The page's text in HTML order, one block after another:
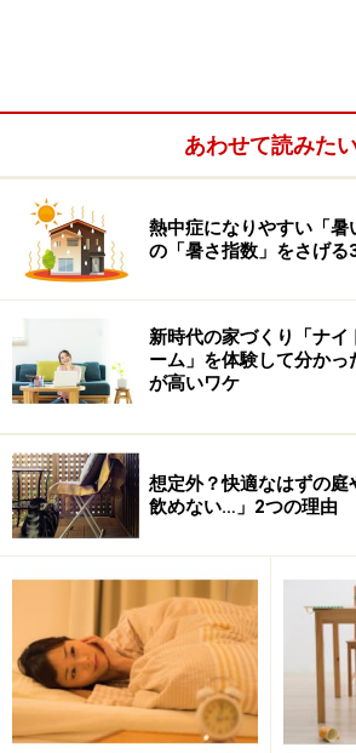
壁に木を貼るリフォームなら、
普段の暮らしに溶け込んで
れ
風水とは古代中国で長く語り継がれ
恵の集合体です。根底に流れている
界のすべては「木・火・土・金・水
ていて、それがバランスよくあるこ
ます。
日本に風水のエッセンスが初めて伝
伝来したのは、平安時代とされてい
存在する風水は、私たちの暮らしの
み、現代でもその影響が見えるもの
す。
あわせて読みた
熱中症になりやすい「
の「暑さ指数」をさげる
新時代の家づくり「ナ
ーム」を体験して分か
が高いワケ
想定外？快適なはずの庭
飲めない…」2つの理由